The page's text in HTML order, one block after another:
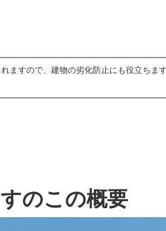
ますので、建物の劣化防止にも役立ちま
すのこの概要